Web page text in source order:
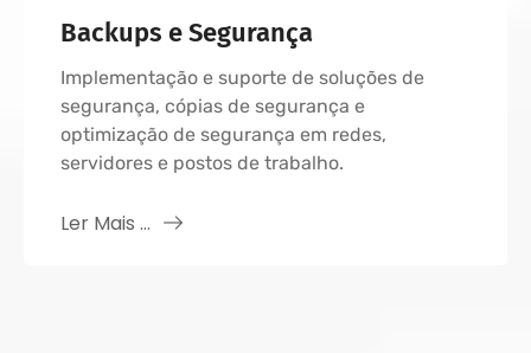
Backups e Segurança
Implementação e suporte de soluções de
segurança, cópias de segurança e
optimização de segurança em redes,
servidores e postos de trabalho.
Ler Mais ...